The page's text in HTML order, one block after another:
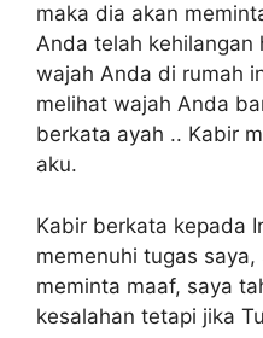
maka dia akan
Anda telah kehilangan
wajah Anda di rumah
melihat wajah Anda
berkata ayah .. Kabir
aku.
Kabir berkata kepada
memenuhi tugas
meminta maaf, saya
kesalahan tetapi jika